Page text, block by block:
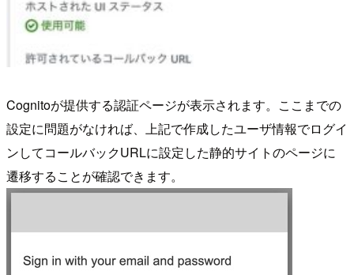
Cognitoが提供する認証ページが表示されます。ここまでの
設定に問題がなければ、上記で作成したユーザ情報でログイ
ンしてコールバックURLに設定した静的サイトのページに
遷移することが確認できます。